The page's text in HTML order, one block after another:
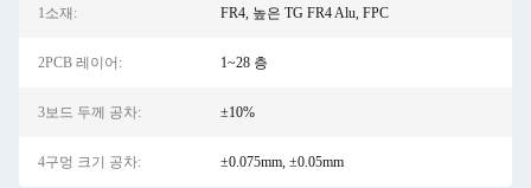
1소재: FR4, 높은 TG FR4 Alu, FPC
2PCB 레이어: 1~28 층
3보드 두께 공차: ±10%
4구멍 크기 공차: ±0.075mm, ±0.05mm